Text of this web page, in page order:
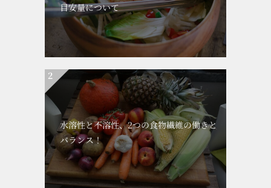
目安量について
水溶性と不溶性、2つの食物繊維の働きと
バランス！